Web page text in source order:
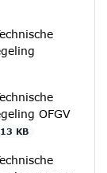
OFGV
KB